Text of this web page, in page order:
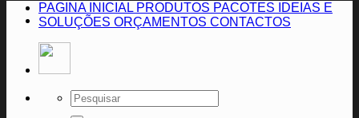
PAGINA INICIAL PRODUTOS PACOTES
IDEIAS E
SOLUÇÕES ORÇAMENTOS CONTACTOS
Search
for: